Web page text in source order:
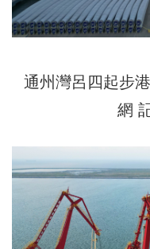
通州灣呂四起步
網